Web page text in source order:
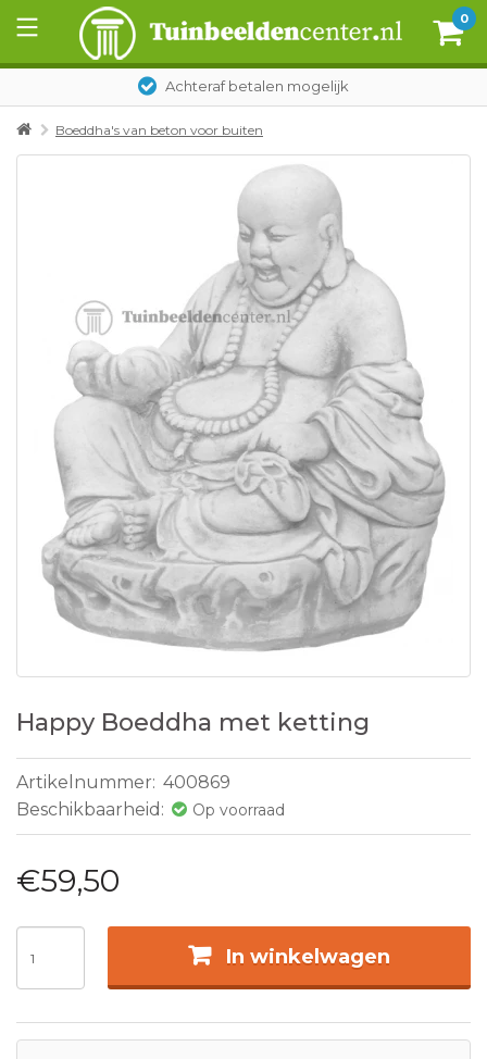
0
Achteraf betalen mogelijk
Boeddha's van beton voor buiten
Happy Boeddha met ketting
Artikelnummer: 400869
Beschikbaarheid:
Op voorraad
€59,50
In winkelwagen